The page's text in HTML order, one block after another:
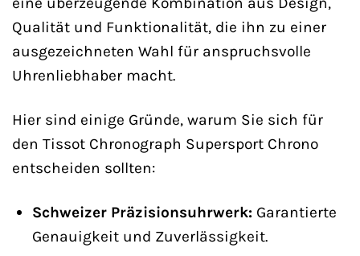
Qualität und Funktionalität, die ihn zu einer
ausgezeichneten Wahl für anspruchsvolle
Uhrenliebhaber macht.
Hier sind einige Gründe, warum Sie sich für
den Tissot Chronograph Supersport Chrono
entscheiden sollten:
Schweizer Präzisionsuhrwerk:Garantierte
Genauigkeit und Zuverlässigkeit.